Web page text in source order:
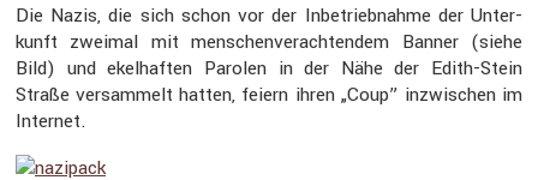
Die Nazis, die sich schon vor der Inbetrieb­nahme der Unter­
kunft zweimal mit menschen­ver­ach­tendem Banner (siehe
Bild) und ekelhaften Parolen in der Nähe der Edith-Stein
Straße versam­melt hatten, feiern ihren „Coup” inzwi­schen im
Internet.